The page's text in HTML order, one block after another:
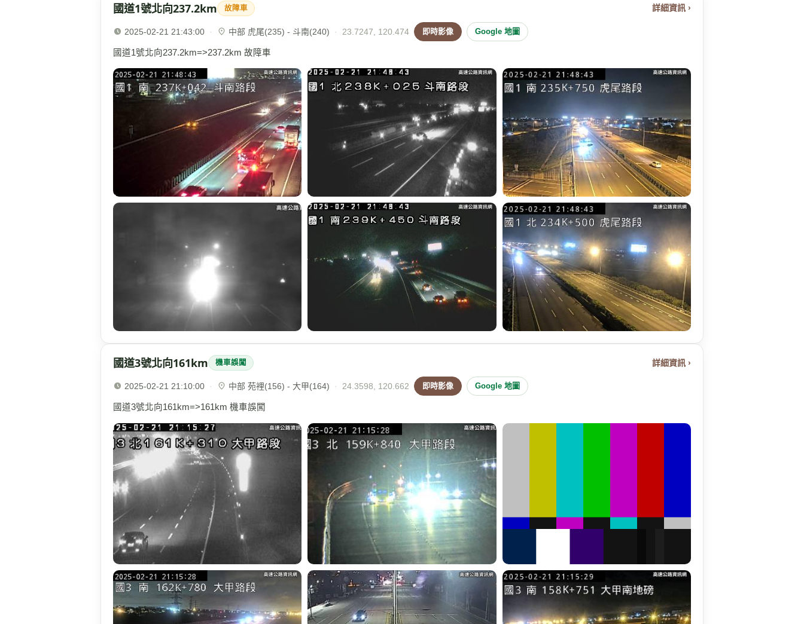
國道1號北向237.2km 故障車 詳細資訊 ›
2025-02-21 21:43:00 · 中部 虎尾(235) - 斗南(240) · 23.7247, 120.474 即時影像 Google 地圖
國道1號北向237.2km=>237.2km 故障車
國道3號北向161km 機車誤闖 詳細資訊 ›
2025-02-21 21:10:00 · 中部 苑裡(156) - 大甲(164) · 24.3598, 120.662 即時影像 Google 地圖
國道3號北向161km=>161km 機車誤闖